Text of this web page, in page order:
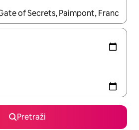
krećite se gore i dolje pomoću
Pretraži